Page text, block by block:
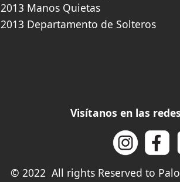
2013 Manos Quietas
2013 Departamento de Solteros
Visítanos en las
© 2022 All rights Reserved to